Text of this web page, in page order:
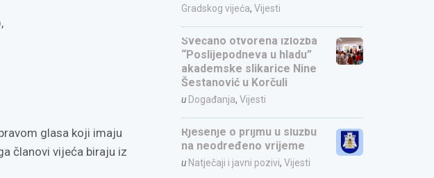
glasa koji imaju
članovi vijeća biraju iz
Gradskog vijeća, Vijesti
Svečano otvorena izložba
“Poslijepodneva u hladu”
akademske slikarice Nine
Šestanović u Korčuli
u Događanja, Vijesti
Rješenje o prijmu u službu
na neodređeno vrijeme
u Natječaji i javni pozivi, Vijesti